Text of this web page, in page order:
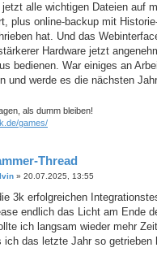
alle wichtigen Dateien auf
plus online-backup mit
hat. Und das
Hardware jetzt
bedienen. War einiges an
und werde es die nächsten
als dumm bleiben!
games/
Thread
» 20.07.2025, 13:55
3k erfolgreichen
endlich das Licht am Ende
ich langsam wieder mehr
ich das letzte Jahr so getrieben